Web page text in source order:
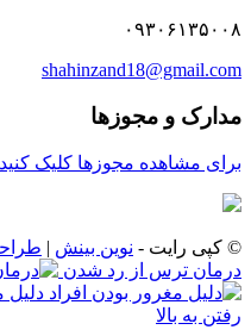
۰۹۳۰۶۱۳۵۰۰۸
shahinzand18@gmail.com
مدارک و مجوزها
برای مشاهده مجوزها کلیک کنید
© کپی رایت - نوین بینش
درمان ترس از رد شدن
دلیل
رفتن به بالا